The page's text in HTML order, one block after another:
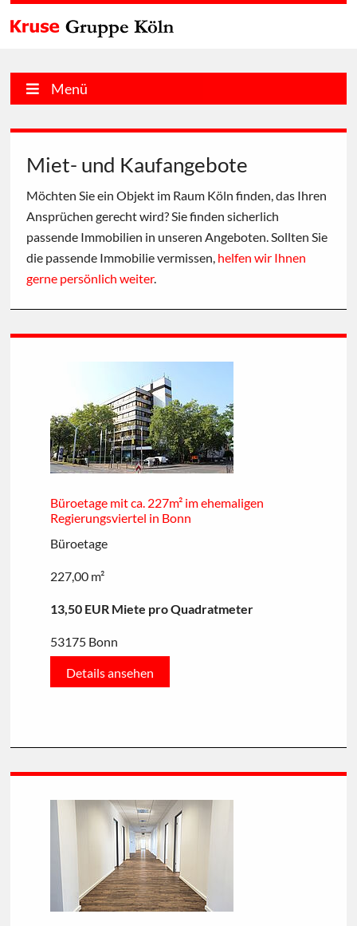
Menü
Miet- und Kaufangebote
Möchten Sie ein Objekt im Raum Köln finden, das Ihren
Ansprüchen gerecht wird? Sie finden sicherlich
passende Immobilien in unseren Angeboten. Sollten Sie
die passende Immobilie vermissen, helfen wir Ihnen
gerne persönlich weiter.
Büroetage mit ca. 227m² im ehemaligen
Regierungsviertel in Bonn
Büroetage
227,00 m²
13,50 EUR Miete pro Quadratmeter
53175 Bonn
Details ansehen